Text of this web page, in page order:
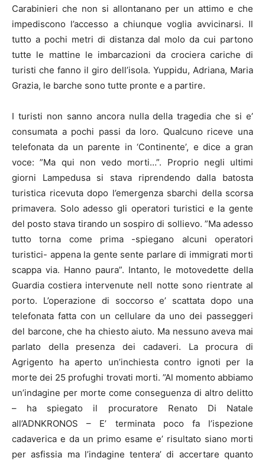
Carabinieri che non si allontanano per un attimo e che
impediscono l’accesso a chiunque voglia avvicinarsi. Il
tutto a pochi metri di distanza dal molo da cui partono
tutte le mattine le imbarcazioni da crociera cariche di
turisti che fanno il giro dell’isola. Yuppidu, Adriana, Maria
Grazia, le barche sono tutte pronte e a partire.
I turisti non sanno ancora nulla della tragedia che si e’
consumata a pochi passi da loro. Qualcuno riceve una
telefonata da un parente in ‘Continente’, e dice a gran
voce: ”Ma qui non vedo morti…”. Proprio negli ultimi
giorni Lampedusasi stava riprendendo dalla batosta
turistica ricevuta dopo l’emergenza sbarchi della scorsa
primavera. Solo adesso gli operatori turistici e la gente
del posto stava tirando un sospiro di sollievo. ”Ma adesso
tutto torna come prima -spiegano alcuni operatori
turistici- appena la gente sente parlare di immigrati morti
scappa via. Hanno paura”. Intanto, le motovedette della
Guardia costiera intervenute nell notte sono rientrate al
porto. L’operazione di soccorso e’ scattata dopo una
telefonata fatta con un cellulare da uno dei passeggeri
del barcone, che ha chiesto aiuto. Ma nessuno aveva mai
parlato della presenza dei cadaveri. La procura di
Agrigento ha aperto un’inchiesta contro ignoti per la
morte dei 25 profughi trovati morti. ”Al momento abbiamo
un’indagine per morte come conseguenza di altro delitto
– ha spiegato il procuratore Renato Di Natale
all’ADNKRONOS – E’ terminata poco fa l’ispezione
cadaverica e da un primo esame e’ risultato siano morti
per asfissia ma l’indagine tentera’ di accertare quanto